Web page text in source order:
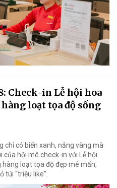
Check-in Lễ hội hoa
loạt tọa độ sống
chỉ có biển xanh, nắng vàng mà
hội mê check-in với Lễ hội
hàng loạt tọa độ đẹp mê mẩn,
túi “triệu like”.